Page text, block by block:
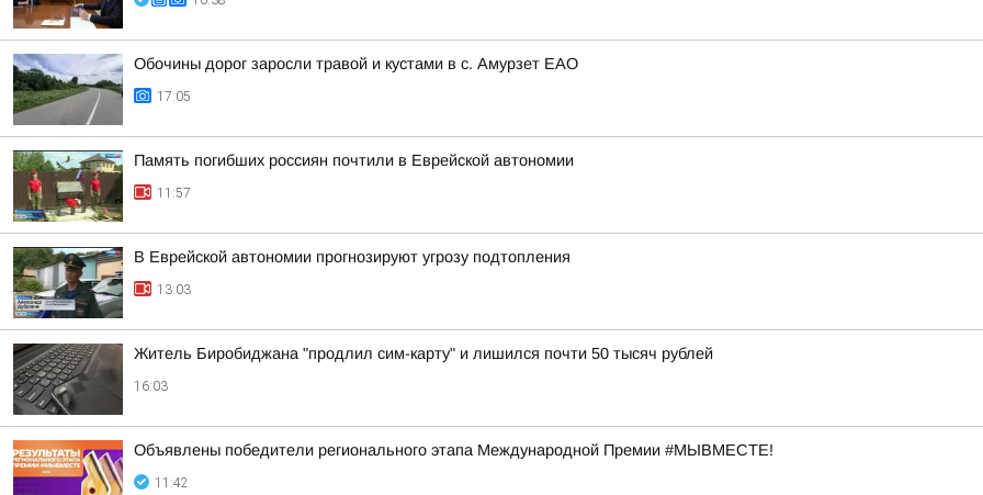
Обочины дорог заросли травой и кустами в с. Амурзет ЕАО
17:05
Память погибших россиян почтили в Еврейской автономии
11:57
В Еврейской автономии прогнозируют угрозу подтопления
13:03
Житель Биробиджана "продлил сим-карту" и лишился почти 50 тысяч рублей
16:03
Объявлены победители регионального этапа Международной Премии #МЫВМЕСТЕ!
11:42